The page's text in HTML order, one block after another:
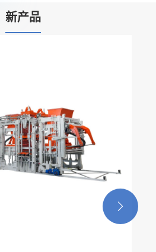
新产品
查看更多 >>
